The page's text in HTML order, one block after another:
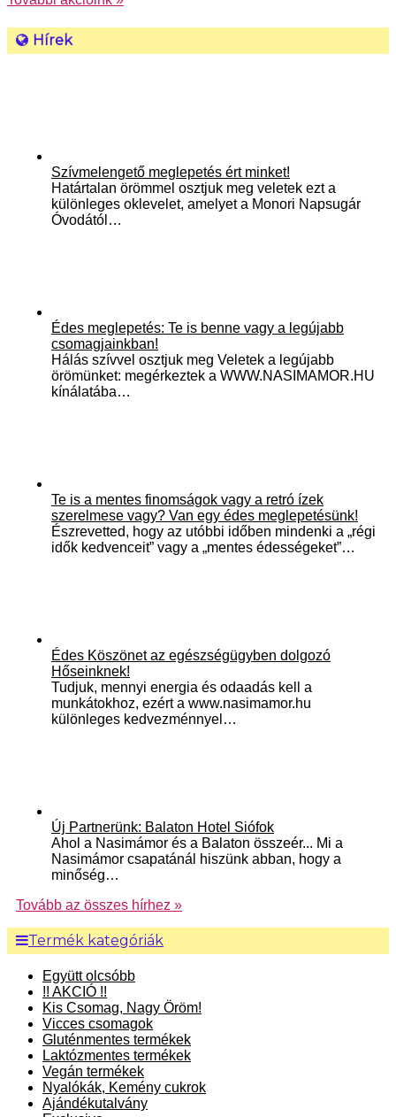
Hírek
Szívmelengető meglepetés ért minket!
Határtalan örömmel osztjuk meg veletek ezt a
különleges oklevelet, amelyet a Monori Napsugár
Óvodától…
Édes meglepetés: Te is benne vagy a legújabb
csomagjainkban!
Hálás szívvel osztjuk meg Veletek a legújabb
örömünket: megérkeztek a WWW.NASIMAMOR.HU
kínálatába…
Te is a mentes finomságok vagy a retró ízek
szerelmese vagy? Van egy édes meglepetésünk!
Észrevetted, hogy az utóbbi időben mindenki a „régi
idők kedvenceit” vagy a „mentes édességeket”…
Édes Köszönet az egészségügyben dolgozó
Hőseinknek!
Tudjuk, mennyi energia és odaadás kell a
munkátokhoz, ezért a www.nasimamor.hu
különleges kedvezménnyel…
Új Partnerünk: Balaton Hotel Siófok
Ahol a Nasimámor és a Balaton összeér... Mi a
Nasimámor csapatánál hiszünk abban, hogy a
minőség…
Tovább az összes hírhez »
Termék kategóriák
Együtt olcsóbb
!! AKCIÓ !!
Kis Csomag, Nagy Öröm!
Vicces csomagok
Gluténmentes termékek
Laktózmentes termékek
Vegán termékek
Nyalókák, Kemény cukrok
Ajándékutalvány